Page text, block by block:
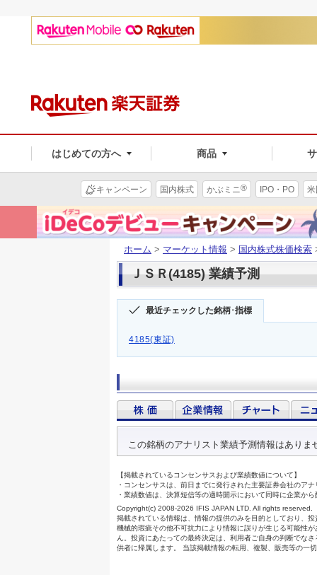
はじめての方へ 商品
キャンペーン 国内株式 かぶミニ® IPO・PO
ホーム > マーケット情報 > 国内株式株価検索
ＪＳＲ(4185) 業績予測
最近チェックした銘柄･指標
4185(東証)